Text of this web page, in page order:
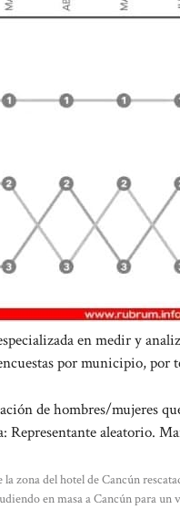
en medir y
por municipio,
de hombres/mujeres
Representante aleatorio.
zona del hotel de Cancún
en masa a Cancún para un